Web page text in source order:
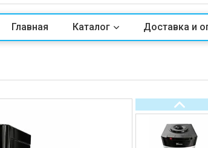
Главная Каталог Доставка и